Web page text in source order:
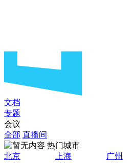
文档
专题
会议
全部 直播间
热门城市
北京
上海 广州